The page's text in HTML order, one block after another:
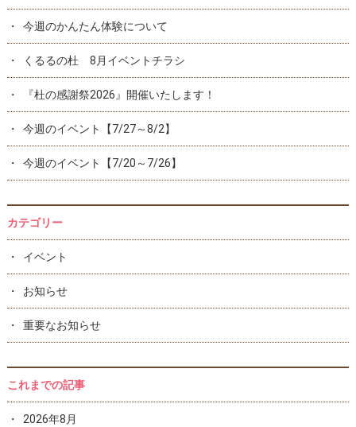
今週のかんたん体験について
くるるの杜 8月イベントチラシ
『杜の感謝祭2026』開催いたします！
今週のイベント【7/27～8/2】
今週のイベント【7/20～7/26】
カテゴリー
イベント
お知らせ
重要なお知らせ
これまでの記事
2026年8月